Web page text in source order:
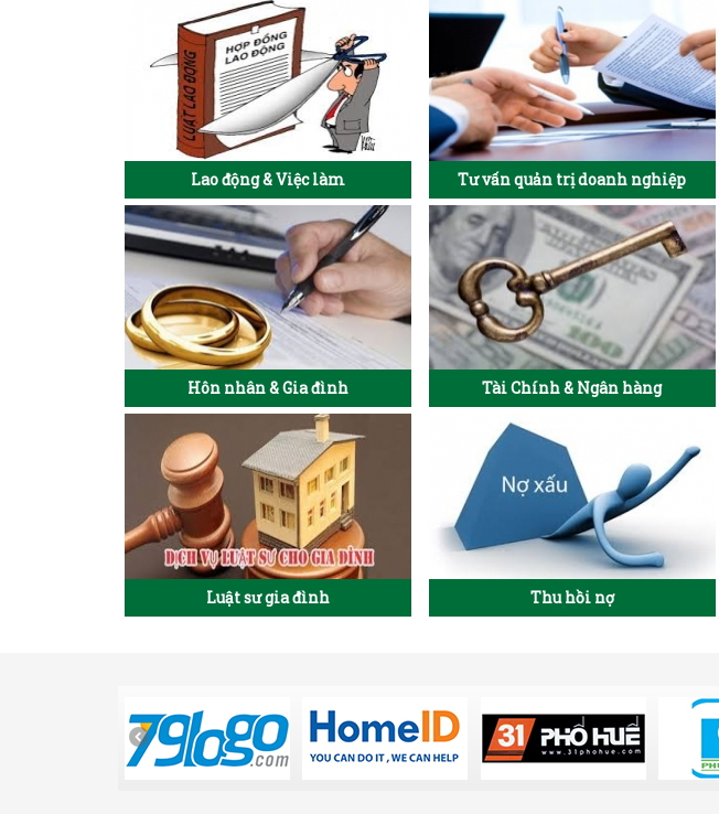
Lao động & Việc làm Tư vấn quản trị doanh nghiệp
Hôn nhân & Gia đình Tài Chính & Ngân hàng
Luật sư gia đình Thu hồi nợ